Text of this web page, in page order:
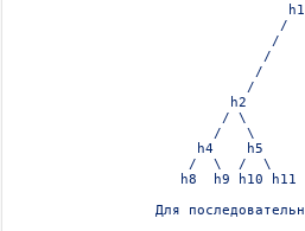
                      h1
/
/
/
/
/
h2
/ \
/   \
h4    h5
/  \  /  \
h8  h9 h10 h11
Для